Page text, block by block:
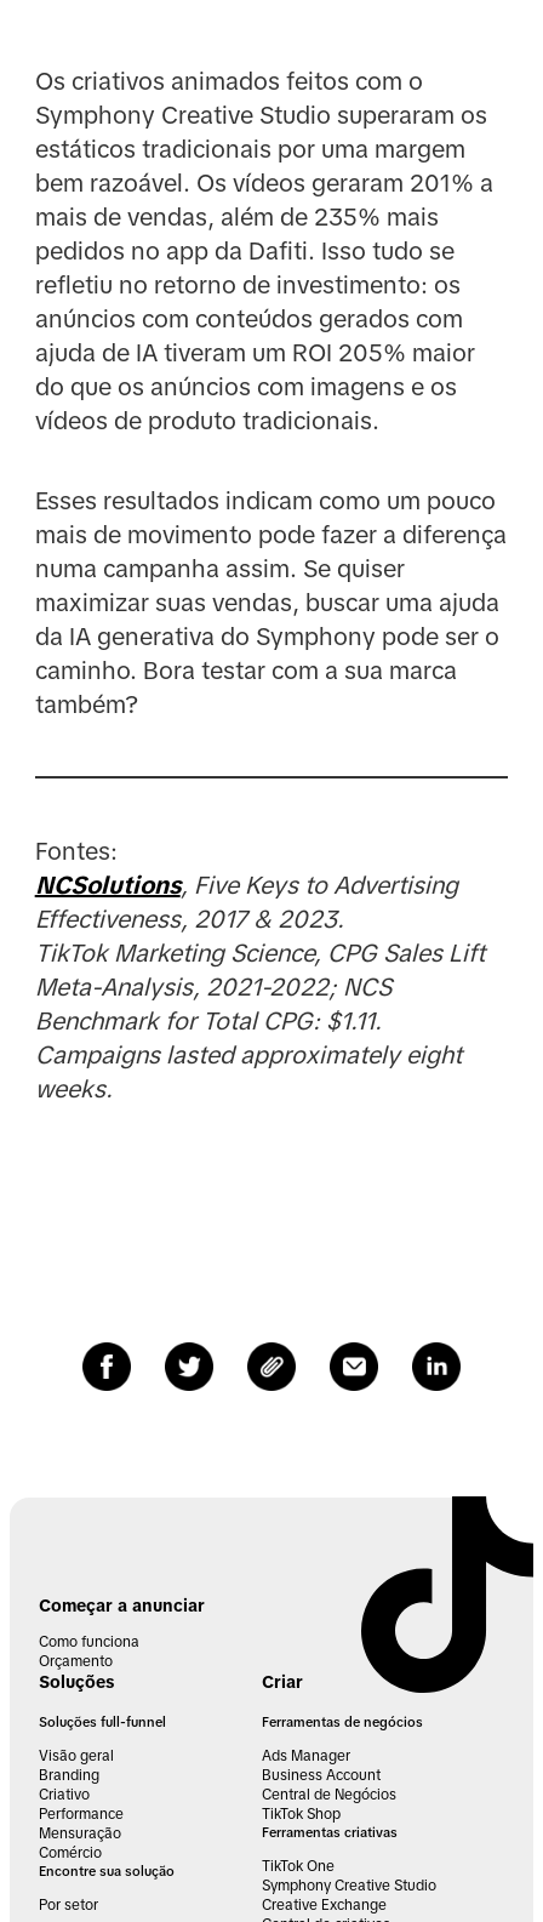
Os criativos animados feitos com o
Symphony Creative Studio superaram os
estáticos tradicionais por uma margem
bem razoável. Os vídeos geraram 201% a
mais de vendas, além de 235% mais
pedidos no app da Dafiti. Isso tudo se
refletiu no retorno de investimento: os
anúncios com conteúdos gerados com
ajuda de IA tiveram um ROI 205% maior
do que os anúncios com imagens e os
vídeos de produto tradicionais.
Esses resultados indicam como um pouco
mais de movimento pode fazer a diferença
numa campanha assim. Se quiser
maximizar suas vendas, buscar uma ajuda
da IA generativa do Symphony pode ser o
caminho. Bora testar com a sua marca
também?
Fontes:
NCSolutions, Five Keys to Advertising
Effectiveness, 2017 & 2023.
TikTok Marketing Science, CPG Sales Lift
Meta-Analysis, 2021-2022; NCS
Benchmark for Total CPG: $1.11.
Campaigns lasted approximately eight
weeks.
Começar a anunciar
Como funciona
Orçamento
Soluções
Soluções full-funnel
Visão geral
Branding
Criativo
Performance
Mensuração
Comércio
Encontre sua solução
Por setor
Criar
Ferramentas de negócios
Ads Manager
Business Account
Central de Negócios
TikTok Shop
Ferramentas criativas
TikTok One
Symphony Creative Studio
Creative Exchange